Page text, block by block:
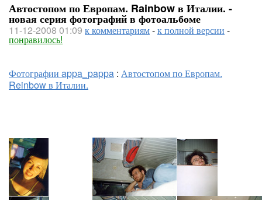
Автостопом по Европам. Rainbow в Италии. -
новая серия фотографий в фотоальбоме
11-12-2008 01:09 к комментариям-к полной версии -
понравилось!
Фотографии appa_pappa : Автостопом по Европам.
Reinbow в Италии.